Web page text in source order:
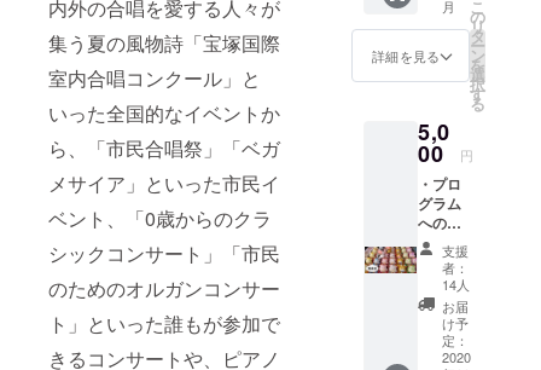
内外の合唱を愛する人々が
集う夏の風物詩「宝塚国際
室内合唱コンクール」と
いった全国的なイベントか
ら、「市民合唱祭」「ベガ
メサイア」といった市民イ
ベント、「0歳からのクラ
シックコンサート」「市民
のためのオルガンコンサー
ト」といった誰もが参加で
きるコンサートや、ピアノ
お届け
ご入力
くださ
い。匿
名を希
望され
は、
「記載
不要」
とご記
入にく
ださ
い。 ・
宝塚ベ
ガホー
ルオリ
ジナル
クリア
ファイ
月
詳細を見る
こ
の
リ
タ
ー
ン
を
選
択
す
る
5,0
00 円
・プロ
グラム
へのご
芳名掲
載 記
載のお
名前に
ご希望
等をあ
れば備
支援
者：
14人
お届
け予
定：
2020